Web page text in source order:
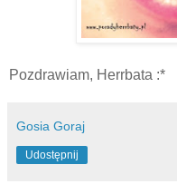
Pozdrawiam, Herrbata :*
Gosia Goraj
Udostępnij